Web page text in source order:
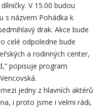
V 15.00 budou
s názvem Pohádka k
drak. Akce bude
celé odpoledne bude
a rodinných center,
popisuje program
jedny z hlavních aktérů
i proto jsme i velmi rádi,